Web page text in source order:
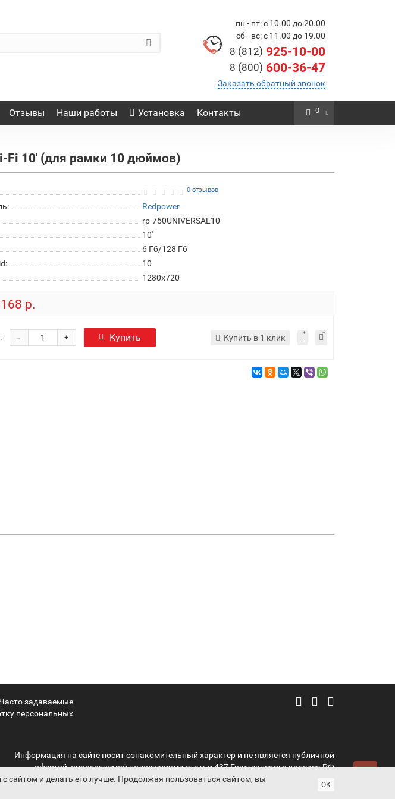
пн - пт: с 10.00 до 20.00
сб - вс: с 11.00 до 19.00
8 (812) 925-10-00
8 (800) 600-36-47
Заказать обратный звонок
Отзывы Наши работы Установка Контакты 0
Fi 10' (для рамки 10 дюймов)
0 отзывов
Redpower
rp-750UNIVERSAL10
10'
6 Гб/128 Гб
10
1280x720
р.
+
- Купить Купить в 1 клик
Часто задаваемые
персональных
Информация на сайте носит ознакомительный характер и не является публичной
офертой, определяемой положениями статьи 437 Гражданского кодекса РФ
ProtectAuto © 2011-2026
сайтом и делать его лучше. Продолжая пользоваться сайтом, вы
ОК